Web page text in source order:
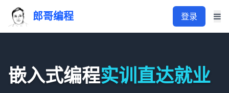
郎哥编程 登录
嵌入式编程实训直达就业